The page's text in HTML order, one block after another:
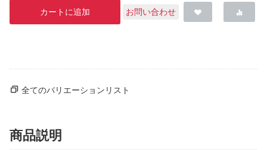
カートに追加 お問い合わせ
全てのバリエーションリスト
商品説明